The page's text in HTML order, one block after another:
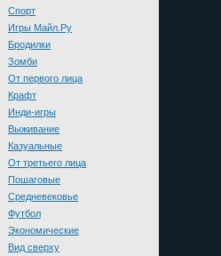
Спорт
Игры Майл.Ру
Бродилки
Зомби
От первого лица
Крафт
Инди-игры
Выживание
Казуальные
От третьего лица
Пошаговые
Средневековье
Футбол
Экономические
Вид сверху